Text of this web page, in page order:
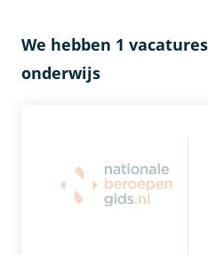
We hebben 1
onderwijs